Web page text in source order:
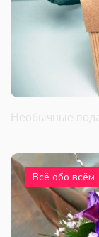
Всё обо всём